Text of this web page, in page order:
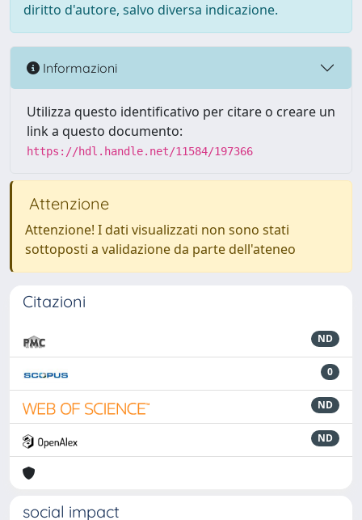
diritto d'autore, salvo diversa indicazione.
Informazioni
Utilizza questo identificativo per citare o creare un
link a questo documento:
https://hdl.handle.net/11584/197366
Attenzione
Attenzione! I dati visualizzati non sono stati
sottoposti a validazione da parte dell'ateneo
Citazioni
ND
0
ND
ND
social impact